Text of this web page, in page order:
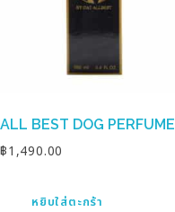
ALL BEST DOG PERFUME
฿1,490.00
หยิบใส่ตะกร้า